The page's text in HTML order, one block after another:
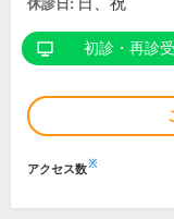
休診日:
初診・再診
アクセス数※